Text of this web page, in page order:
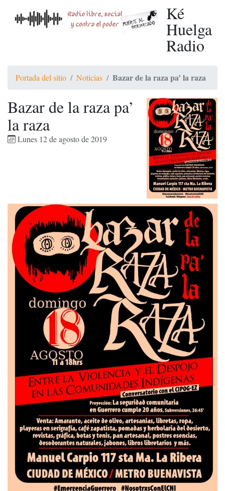
Ké
Huelga
Radio
Portada del sitio Noticias Bazar de la raza pa’ la raza
Bazar de la raza pa’
la raza
Lunes 12 de agosto de 2019